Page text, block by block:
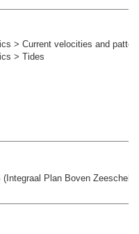
> Current velocities and
> Tides
Plan Boven